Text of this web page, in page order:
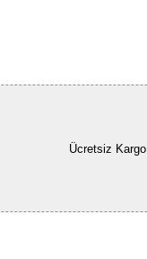
Ücretsiz Kargo